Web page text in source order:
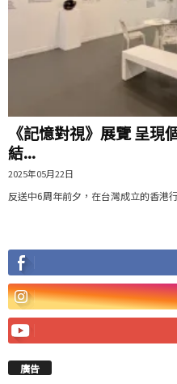
《記憶對視》展覽 呈現
結...
2025年05月22日
反送中6周年前夕，在台灣成立的香港
廣告